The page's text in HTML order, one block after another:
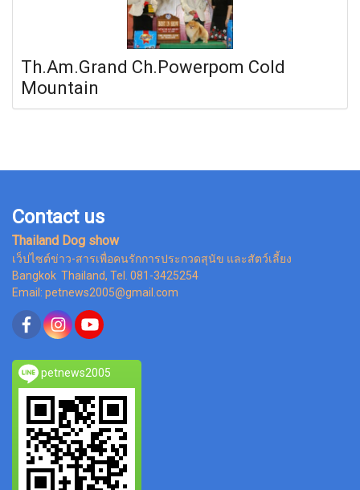
Th.Am.Grand Ch.Powerpom Cold
Mountain
Contact us
Thailand Dog show
เว็ปไซต์ข่าว-สารเพื่อคนรักการประกวดสุนัข และสัตว์เลี้ยง
Bangkok Thailand, Tel. 081-3425254
Email: petnews2005@gmail.com
petnews2005